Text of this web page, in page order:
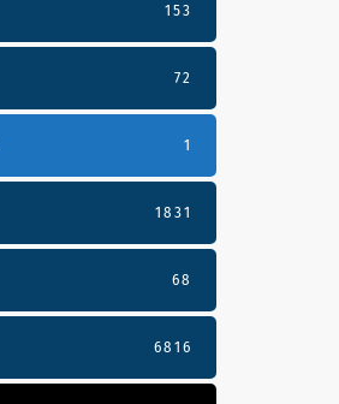
153
72
1
1831
68
6816